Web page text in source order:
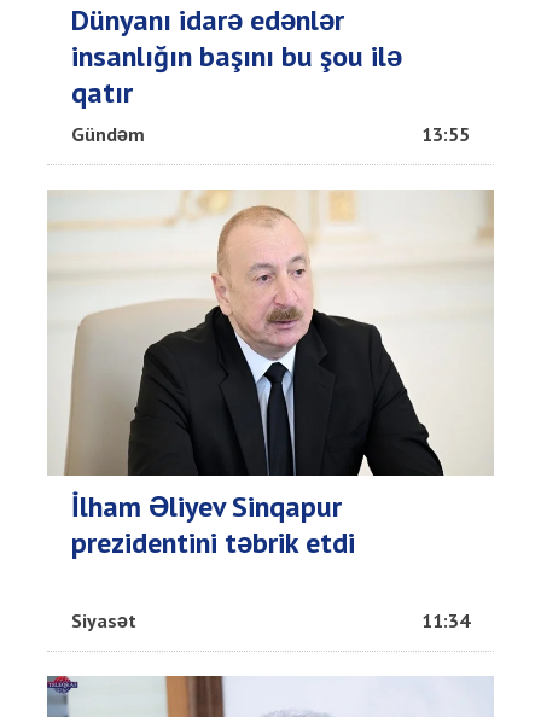
Dünyanı idarə edənlər
insanlığın başını bu şou ilə
qatır
Gündəm 13:55
İlham Əliyev Sinqapur
prezidentini təbrik etdi
Siyasət 11:34